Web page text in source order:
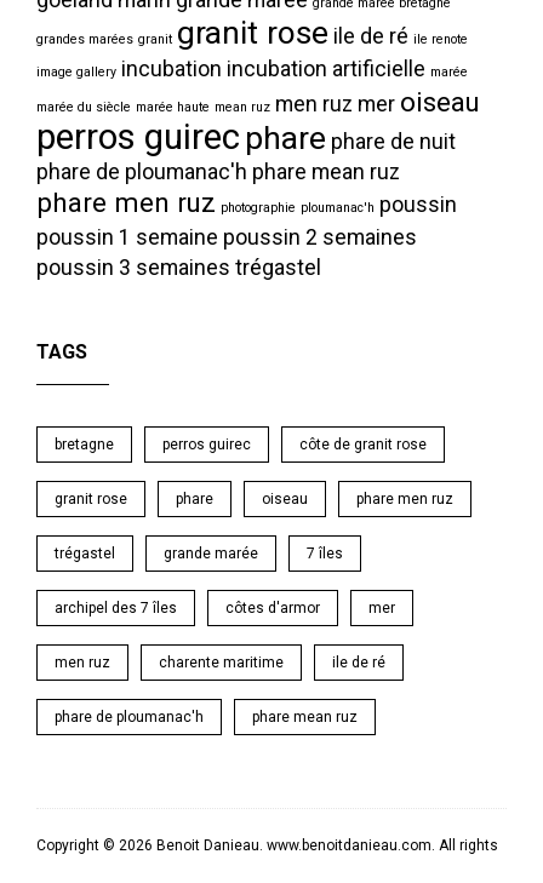
grandes marées granit granit rose ile de ré ile renote
image gallery incubation incubation artificielle marée
marée du siècle marée haute mean ruz men ruz mer oiseau
perros guirec phare phare de nuit
phare de ploumanac'h phare mean ruz
phare men ruz photographie ploumanac'h poussin
poussin 1 semaine poussin 2 semaines
poussin 3 semaines trégastel
TAGS
bretagne perros guirec côte de granit rose
granit rose phare oiseau phare men ruz
trégastel grande marée 7 îles
archipel des 7 îles côtes d'armor mer
men ruz charente maritime ile de ré
phare de ploumanac'h phare mean ruz
Copyright © 2026 Benoit Danieau. www.benoitdanieau.com. All rights